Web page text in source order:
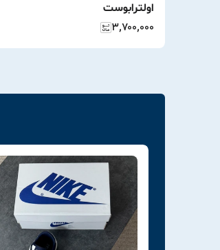
اولترابوست
۳٬۷۰۰٬۰۰۰